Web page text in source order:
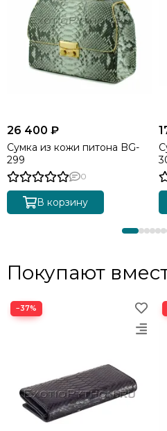
26 400 ₽
Сумка из кожи питона BG-
299
0
В корзину
Покупают
−37%